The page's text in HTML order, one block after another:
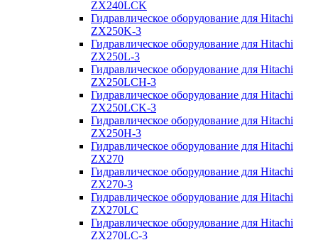
ZX240LCK
Гидравлическое оборудование для Hitachi
ZX250K-3
Гидравлическое оборудование для Hitachi
ZX250L-3
Гидравлическое оборудование для Hitachi
ZX250LCH-3
Гидравлическое оборудование для Hitachi
ZX250LCK-3
Гидравлическое оборудование для Hitachi
ZX250Н-3
Гидравлическое оборудование для Hitachi
ZX270
Гидравлическое оборудование для Hitachi
ZX270-3
Гидравлическое оборудование для Hitachi
ZX270LC
Гидравлическое оборудование для Hitachi
ZX270LC-3